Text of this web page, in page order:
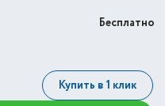
Бесплатно
Купить в 1 клик